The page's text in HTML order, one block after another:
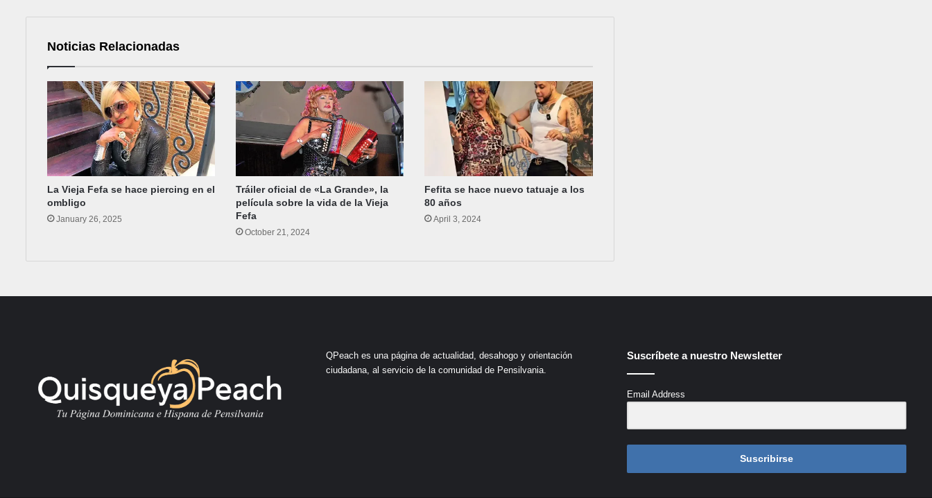
Noticias Relacionadas
La Vieja Fefa se hace piercing en el
ombligo
January 26, 2025
Tráiler oficial de «La Grande», la
película sobre la vida de la Vieja
Fefa
October 21, 2024
Fefita se hace nuevo tatuaje a los
80 años
April 3, 2024
QPeach es una página de actualidad, desahogo y orientación
ciudadana, al servicio de la comunidad de Pensilvania.
Suscríbete a nuestro Newsletter
Email Address
Suscribirse